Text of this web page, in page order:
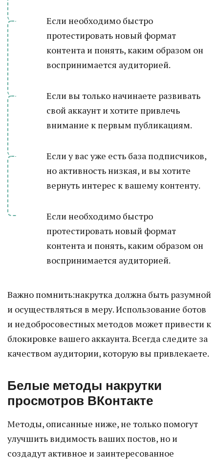
Если необходимо быстро
протестировать новый формат
контента и понять, каким образом он
воспринимается аудиторией.
Если вы только начинаете развивать
свой аккаунт и хотите привлечь
внимание к первым публикациям.
Если у вас уже есть база подписчиков,
но активность низкая, и вы хотите
вернуть интерес к вашему контенту.
Если необходимо быстро
протестировать новый формат
контента и понять, каким образом он
воспринимается аудиторией.
Важно помнить:накрутка должна быть разумной
и осуществляться в меру. Использование ботов
и недобросовестных методов может привести к
блокировке вашего аккаунта. Всегда следите за
качеством аудитории, которую вы привлекаете.
Белые методы накрутки
просмотров ВКонтакте
Методы, описанные ниже, не только помогут
улучшить видимость ваших постов, но и
создадут активное и заинтересованное